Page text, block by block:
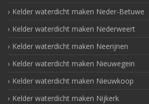
Kelder waterdicht maken Neder-Betuwe
Kelder waterdicht maken Nederweert
Kelder waterdicht maken Neerijnen
Kelder waterdicht maken Nieuwegein
Kelder waterdicht maken Nieuwkoop
Kelder waterdicht maken Nijkerk